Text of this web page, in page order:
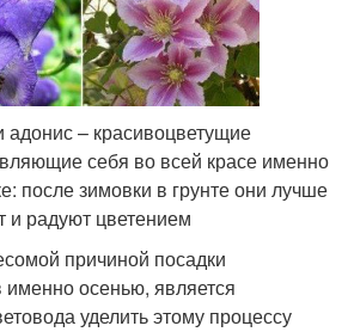
адонис – красивоцветущие
себя во всей красе именно
после зимовки в грунте они лучше
и радуют цветением
причиной посадки
именно осенью, является
уделить этому процессу